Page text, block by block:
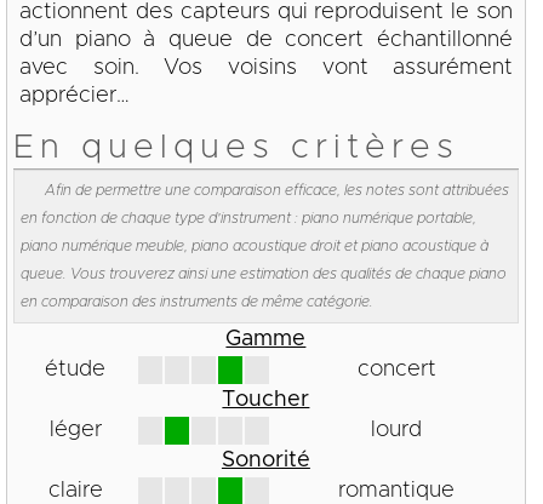
actionnent des capteurs qui reproduisent le son
d’un piano à queue de concert échantillonné
avec soin. Vos voisins vont assurément
apprécier…
En quelques critères
Afin de permettre une comparaison efficace, les notes sont attribuées
en fonction de chaque type d'instrument : piano numérique portable,
piano numérique meuble, piano acoustique droit et piano acoustique à
queue. Vous trouverez ainsi une estimation des qualités de chaque piano
en comparaison des instruments de même catégorie.
Gamme
étude
concert
Toucher
léger
lourd
Sonorité
claire
romantique